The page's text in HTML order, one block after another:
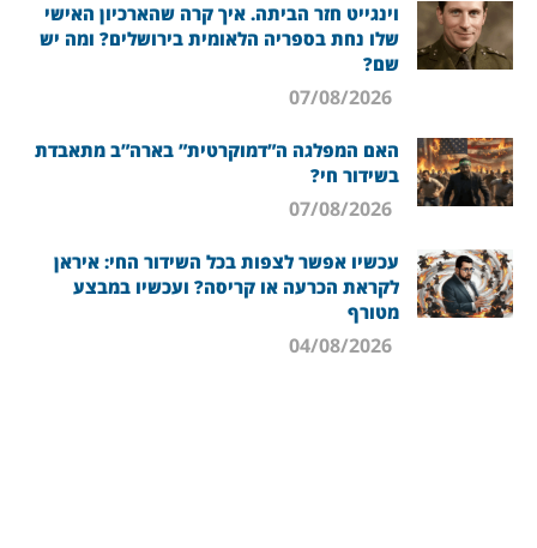
וינגייט חזר הביתה. איך קרה שהארכיון האישי
שלו נחת בספריה הלאומית בירושלים? ומה יש
שם?
האם המפלגה ה”דמוקרטית” בארה”ב מתאבדת
בשידור חי?
עכשיו אפשר לצפות בכל השידור החי: איראן
לקראת הכרעה או קריסה? ועכשיו במבצע
מטורף